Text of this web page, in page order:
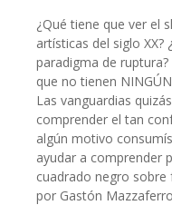
¿Qué tiene que ver el
artísticas del siglo
paradigma de
que no tienen
Las vanguardias
comprender el tan
algún motivo
ayudar a comprender
cuadrado negro sobre
por Gastón Mazzaferro